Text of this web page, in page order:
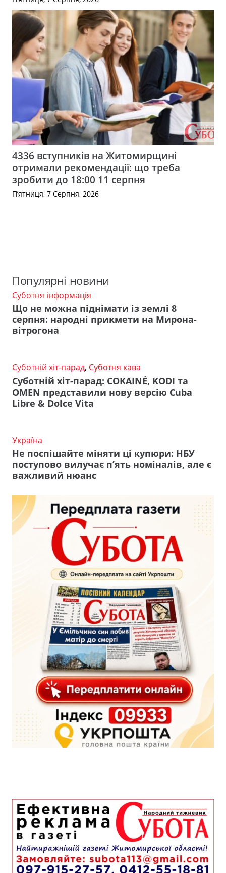
4336 вступників на Житомирщині
отримали рекомендації: що треба
зробити до 18:00 11 серпня
П’ятниця, 7 Серпня, 2026
Популярні новини
Суботня інформація
Що не можна піднімати із землі 8
серпня: народні прикмети на Мирона-
вітрогона
Суботній хіт-парад, Суботня кава
Суботній хіт-парад: COKAINÉ, KODI та
OMEN представили нову версію Cuba
Libre & Dolce Vita
Україна
Не поспішайте міняти ці купюри: НБУ
поступово вилучає п’ять номіналів, але є
важливий нюанс